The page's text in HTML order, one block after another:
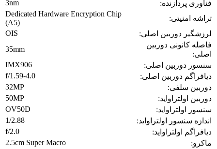
فناوری پردازنده:
3nm
تراشه امنیتی:
Dedicated Hardware Encryption Chip
(A5)
لرزشگیر دوربین اصلی:
OIS
فاصله کانونی دوربین
اصلی:
35mm
سنسور دوربین اصلی:
IMX906
دیافراگم دوربین اصلی:
f/1.59-4.0
دوربین سلفی:
32MP
دوربین اولتراواید:
50MP
سنسور اولتراواید:
OV50D
اندازه سنسور اولتراواید:
1/2.88
دیافراگم اولتراواید:
f/2.0
ماکرو:
2.5cm Super Macro